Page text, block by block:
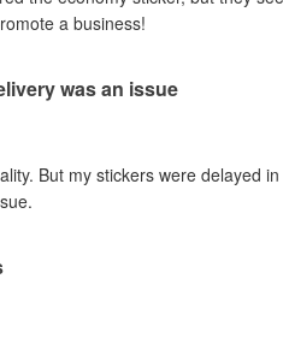
a business!
was an issue
But my stickers were delayed